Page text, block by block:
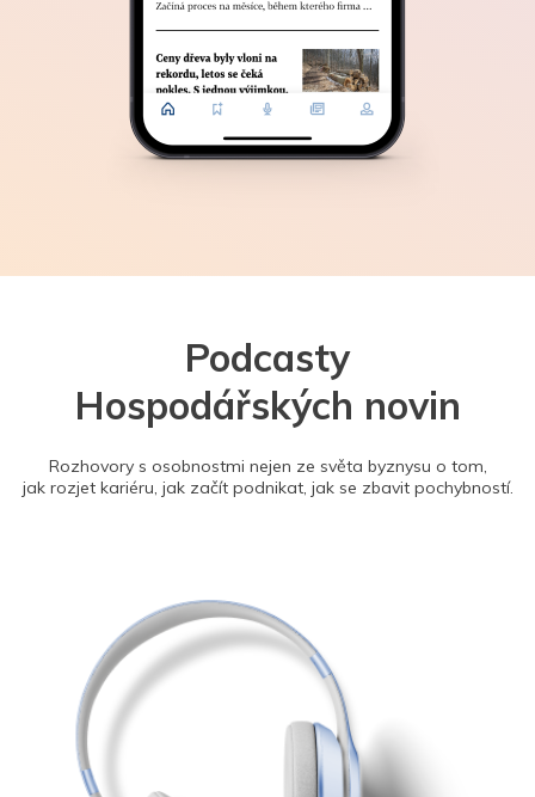
Podcasty
Hospodářských novin
Rozhovory s osobnostmi nejen ze světa byznysu o tom,
jak rozjet kariéru, jak začít podnikat, jak se zbavit pochybností.